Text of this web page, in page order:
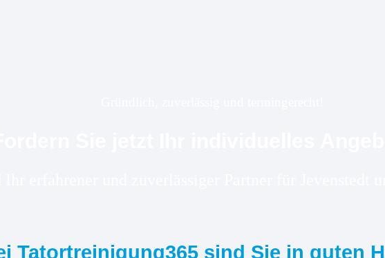
Tatortreinigung365 sind Sie in guten